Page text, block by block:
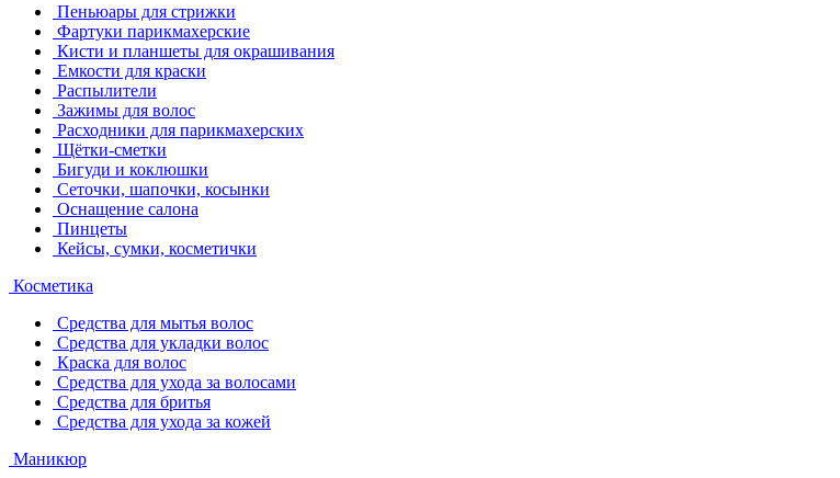
Пеньюары для стрижки
Фартуки парикмахерские
Кисти и планшеты для окрашивания
Емкости для краски
Распылители
Зажимы для волос
Расходники для парикмахерских
Щётки-сметки
Бигуди и коклюшки
Сеточки, шапочки, косынки
Оснащение салона
Пинцеты
Кейсы, сумки, косметички
Косметика
Средства для мытья волос
Средства для укладки волос
Краска для волос
Средства для ухода за волосами
Средства для бритья
Средства для ухода за кожей
Маникюр